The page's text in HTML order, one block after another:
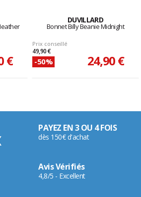
€
DUVILLARD
Bonnet Billy Beanie Midnight
Prix conseillé
49,90 €
-50% 24,90 €
PAYEZ EN 3 OU 4 FOIS
dès 150€ d'achat
Avis Vérifiés
4,8/5 - Excellent